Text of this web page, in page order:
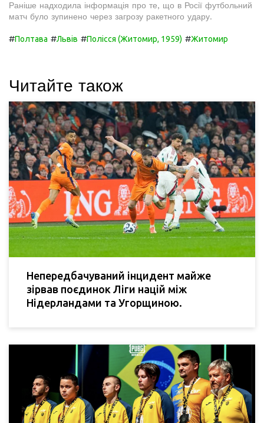
Раніше надходила інформація про те, що в Росії футбольний
матч було зупинено через загрозу ракетного удару.
#Полтава #Львів #Полісся (Житомир, 1959) #Житомир
Читайте також
Непередбачуваний інцидент майже
зірвав поєдинок Ліги націй між
Нідерландами та Угорщиною.